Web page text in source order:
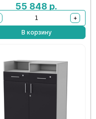
55 848 р.
+
В корзину